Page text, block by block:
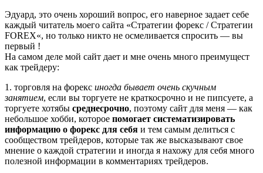
Эдуард, это очень хороший вопрос, его наверное задает себе
каждый читатель моего сайта «Стратегии форекс / Стратегии
FOREX«, но только никто не осмеливается спросить — вы
первый !
На самом деле мой сайт дает и мне очень много преимущест
как трейдеру:
1. торговля на форекс иногда бывает очень скучным
занятием, если вы торгуете не краткосрочно и не пипсуете, а
торгуете хотябы среднесрочно, поэтому сайт для меня — как
небольшое хобби, которое помогает систематизировать
информацию о форекс для себя и тем самым делиться с
сообществом трейдеров, которые так же высказывают свое
мнение о каждой стратегии и иногда я нахожу для себя много
полезной информации в комментариях трейдеров.